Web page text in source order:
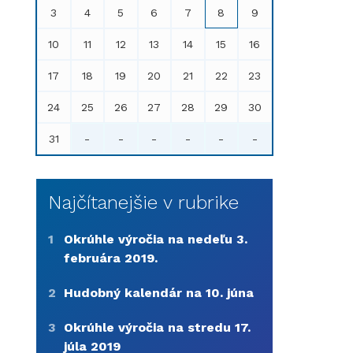
3 4 5 6 7 8 9
10 11 12 13 14 15 16
17 18 19 20 21 22 23
24 25 26 27 28 29 30
31 - - - - - -
Najčítanejšie v rubrike
1
Okrúhle výročia na nedeľu 3.
februára 2019.
2 Hudobný kalendár na 10. júna
3
Okrúhle výročia na stredu 17.
júla 2019